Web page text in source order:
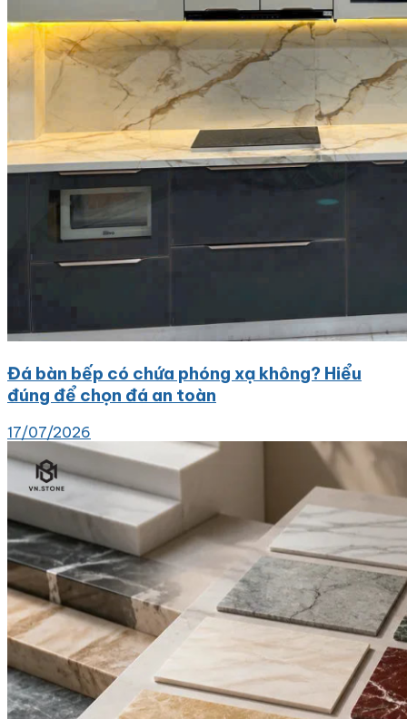
Đá bàn bếp có chứa phóng xạ không? Hiểu
đúng để chọn đá an toàn
17/07/2026